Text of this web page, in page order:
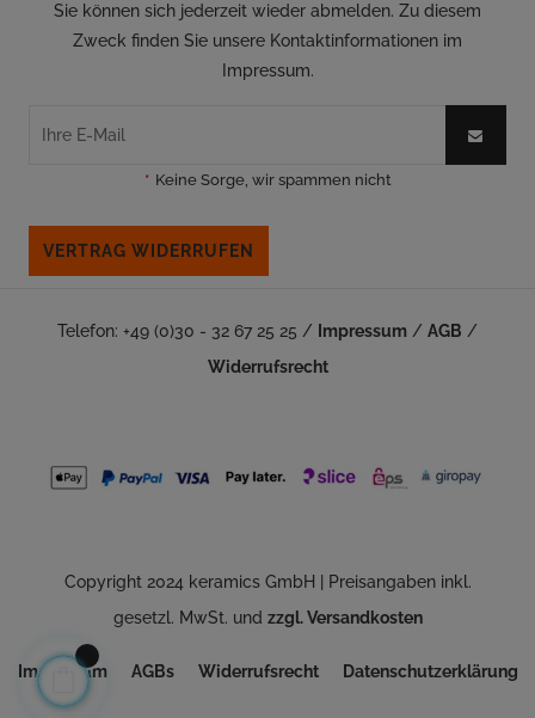
Sie können sich jederzeit wieder abmelden. Zu diesem
Zweck finden Sie unsere Kontaktinformationen im
Impressum.
* Keine Sorge, wir spammen nicht
VERTRAG WIDERRUFEN
Telefon: +49 (0)30 - 32 67 25 25 / Impressum / AGB /
Widerrufsrecht
Copyright 2024 keramics GmbH | Preisangaben inkl.
gesetzl. MwSt. und zzgl. Versandkosten
Impressum AGBs Widerrufsrecht Datenschutzerklärung